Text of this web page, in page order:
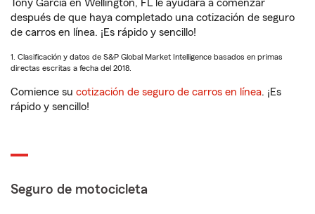
Tony Garcia en Wellington, FL le ayudará a comenzar
después de que haya completado una cotización de seguro
de carros en línea. ¡Es rápido y sencillo!
1. Clasificación y datos de S&P Global Market Intelligence basados en primas
directas escritas a fecha del 2018.
Comience su cotización de seguro de carros en línea. ¡Es
rápido y sencillo!
Seguro de motocicleta